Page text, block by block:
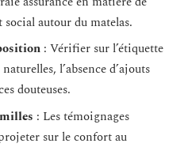
autour du matelas.
: Vérifier sur l’étiquette
l’absence d’ajouts
douteuses.
: Les témoignages
sur le confort au